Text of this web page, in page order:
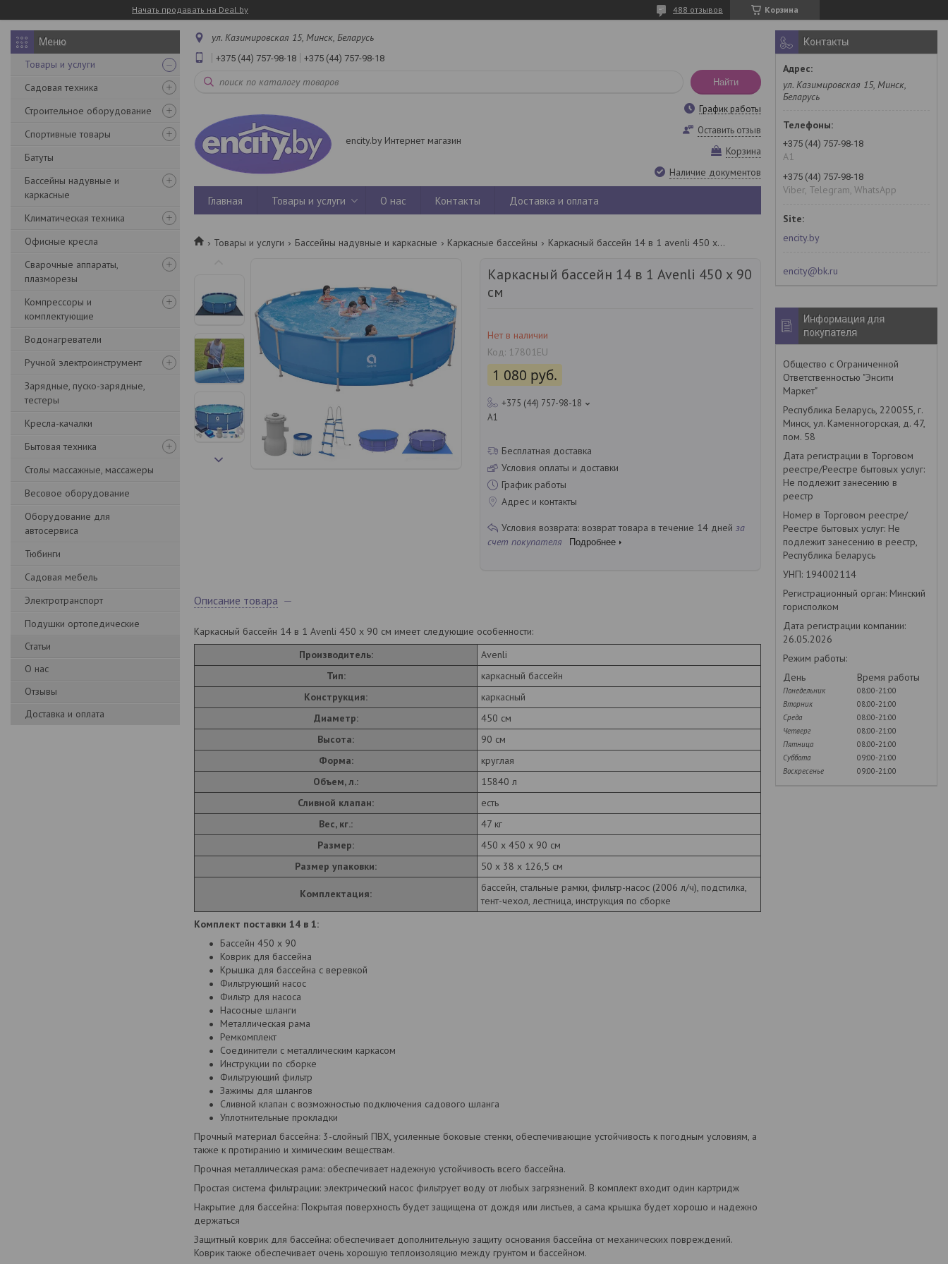
Начать продавать на Deal.by Корзина
488 отзывов
Товары и услуги
Садовая техника
Строительное оборудование
Спортивные товары
Батуты
Бассейны надувные и
каркасные
Климатическая техника
Офисные кресла
Сварочные аппараты,
плазморезы
Компрессоры и
комплектующие
Водонагреватели
Ручной электроинструмент
Зарядные, пуско-зарядные,
тестеры
Кресла-качалки
Бытовая техника
Столы массажные, массажеры
Весовое оборудование
Оборудование для
автосервиса
Тюбинги
Садовая мебель
Электротранспорт
Подушки ортопедические
Статьи
О нас
Отзывы
Доставка и оплата
ул. Казимировская 15, Минск, Беларусь
+375 (44) 757-98-18 +375 (44) 757-98-18
Найти
encity.by Интернет магазин
График работы
Оставить отзыв
Корзина
Наличие документов
Главная Товары и услуги О нас Контакты Доставка и оплата
Товары и услуги Бассейны надувные и каркасные Каркасные бассейны Каркасный бассейн 14 в 1 avenli 450 х 90 см
Каркасный бассейн 14 в 1 Avenli 450 х 90
см
Нет в наличии
Код: 17801EU
1 080 руб.
+375 (44) 757-98-18
A1
Бесплатная доставка
Условия оплаты и доставки
График работы
Адрес и контакты
возврат товара в течение 14 дней за
счет покупателя
Подробнее
Описание товара
Каркасный бассейн 14 в 1 Avenli 450 х 90 см имеет следующие особенности:
Производитель:
Avenli
Тип:
каркасный бассейн
Конструкция:
каркасный
Диаметр:
450 см
Высота:
90 см
Форма:
круглая
Объем, л.:
15840 л
Сливной клапан:
есть
Вес, кг.:
47 кг
Размер:
450 х 450 х 90 см
Размер упаковки:
50 х 38 х 126,5 см
Комплектация:
бассейн, стальные рамки, фильтр-насос (2006 л/ч), подстилка,
тент-чехол, лестница, инструкция по сборке
Комплект поставки 14 в 1:
Бассейн 450 х 90
Коврик для бассейна
Крышка для бассейна с веревкой
Фильтрующий насос
Фильтр для насоса
Насосные шланги
Металлическая рама
Ремкомплект
Соединители с металлическим каркасом
Инструкции по сборке
Фильтрующий фильтр
Зажимы для шлангов
Сливной клапан с возможностью подключения садового шланга
Уплотнительные прокладки
Прочный материал бассейна: 3-слойный ПВХ, усиленные боковые стенки, обеспечивающие устойчивость к погодным условиям, а
также к протиранию и химическим веществам.
Прочная металлическая рама: обеспечивает надежную устойчивость всего бассейна.
Простая система фильтрации: электрический насос фильтрует воду от любых загрязнений. В комплект входит один картридж
Накрытие для бассейна: Покрытая поверхность будет защищена от дождя или листьев, а сама крышка будет хорошо и надежно
держаться
Защитный коврик для бассейна: обеспечивает дополнительную защиту основания бассейна от механических повреждений.
Коврик также обеспечивает очень хорошую теплоизоляцию между грунтом и бассейном.
Контакты
ул. Казимировская 15, Минск,
Беларусь
+375 (44) 757-98-18
A1
+375 (44) 757-98-18
Viber, Telegram, WhatsApp
encity.by
encity@bk.ru
Информация для
покупателя
Общество с Ограниченной
Ответственностью "Энсити
Маркет"
Республика Беларусь, 220055, г.
Минск, ул. Каменногорская, д. 47,
пом. 58
Дата регистрации в Торговом
реестре/Реестре бытовых услуг:
Не подлежит занесению в
реестр
Номер в Торговом реестре/
Реестре бытовых услуг: Не
подлежит занесению в реестр,
Республика Беларусь
УНП: 194002114
Регистрационный орган: Минский
горисполком
Дата регистрации компании:
26.05.2026
Режим работы:
День
Время работы
Понедельник
08:00-21:00
Вторник
08:00-21:00
Среда
08:00-21:00
Четверг
08:00-21:00
Пятница
08:00-21:00
Суббота
09:00-21:00
Воскресенье
09:00-21:00